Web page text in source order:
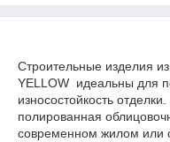
Строительные изделия
YELLOW идеальны для
износостойкость
полированная
современном жилом или